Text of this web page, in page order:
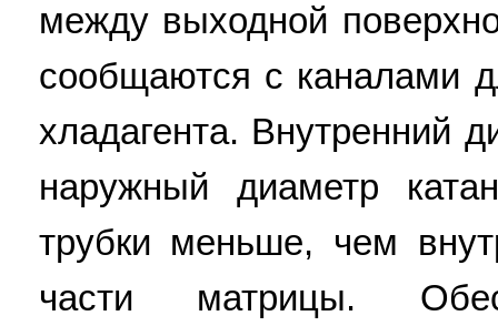
между выходной
сообщаются с каналами
хладагента. Внутренний
наружный диаметр
трубки меньше, чем
части матрицы.